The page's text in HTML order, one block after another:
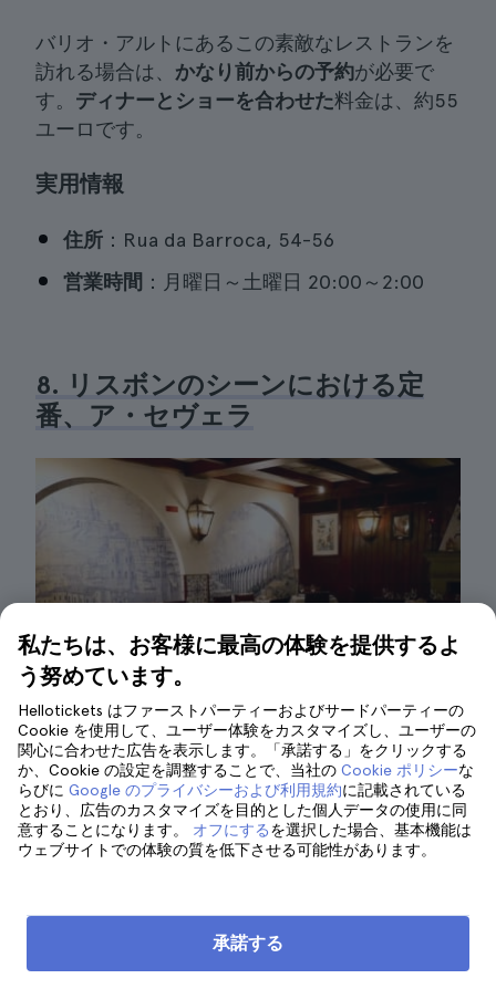
バリオ・アルトにあるこの素敵なレストランを
訪れる場合は、 かなり前からの予約が必要で
す。 ディナーとショーを合わせた料金は、約55
ユーロです。
実用情報
住所 ：Rua da Barroca, 54-56
営業時間 ：月曜日～土曜日 20:00～2:00
8. リスボンのシーンにおける定
番、ア・セヴェラ
ア・セヴェラ店内| ©Sugapapa
」です。 訪れる際は、他の店より価
私たちは、お客様に最高の体験を提供するよ
う努めています。
Hellotickets はファーストパーティーおよびサードパーティーの
Cookie を使用して、ユーザー体験をカスタマイズし、ユーザーの
関心に合わせた広告を表示します。「承諾する」をクリックする
か、Cookie の設定を調整することで、当社の Cookie ポリシーな
らびに Google のプライバシーおよび利用規約に記載されている
とおり、広告のカスタマイズを目的とした個人データの使用に同
意することになります。 オフにするを選択した場合、基本機能は
ウェブサイトでの体験の質を低下させる可能性があります。
承諾する